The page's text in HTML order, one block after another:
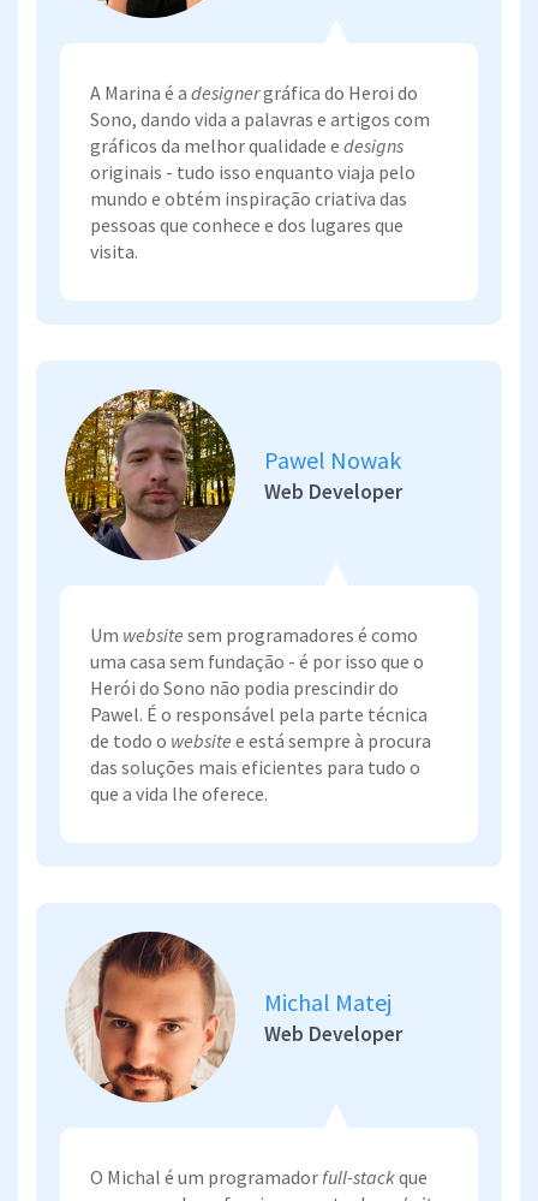
A Marina é a designergráfica do Heroi do
Sono, dando vida a palavras e artigos com
gráficos da melhor qualidade e designs
originais - tudo isso enquanto viaja pelo
mundo e obtém inspiração criativa das
pessoas que conhece e dos lugares que
visita.
Um website sem programadores é como
uma casa sem fundação - é por isso que o
Herói do Sono não podia prescindir do
Pawel. É o responsável pela parte técnica
de todo o website e está sempre à procura
das soluções mais eficientes para tudo o
que a vida lhe oferece.
Pawel Nowak
Web Developer
O Michal é um programador full-stackque
Michal Matej
Web Developer